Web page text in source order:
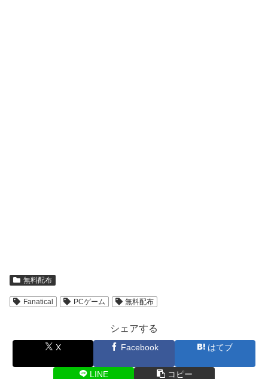
無料配布
Fanatical PCゲーム 無料配布
シェアする
X Facebook はてブ
LINE コピー